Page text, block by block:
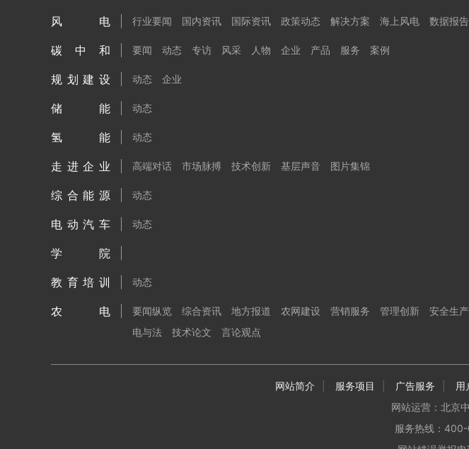
风电 行业要闻 国内资讯 国际资讯 政策动态 解决方案 海上风电 数据报告
碳中和 要闻 动态 专访 风采 人物 企业 产品 服务 案例
规划建设 动态 企业
储能 动态
氢能 动态
走进企业 高端对话 市场脉搏 技术创新 基层声音 图片集锦
综合能源 动态
电动汽车 动态
学院
教育培训 动态
农电 要闻纵览 综合资讯 地方报道 农网建设 营销服务 管理创新 安全生产
电与法
技术论文 言论观点
网站简介 服务项目 广告服务 用
网站运营：北京
服务热线：